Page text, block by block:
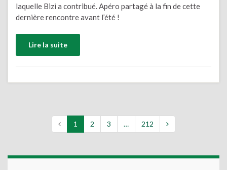
laquelle Bizi a contribué. Apéro partagé à la fin de cette
dernière rencontre avant l’été !
Lire la suite
1 2 3 … 212